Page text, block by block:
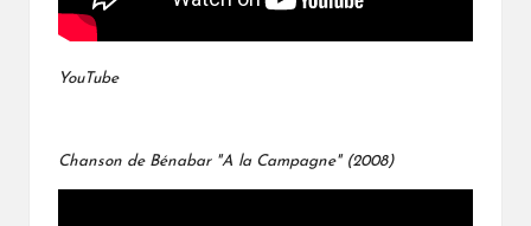
YouTube
Chanson de Bénabar "A la Campagne" (2008)